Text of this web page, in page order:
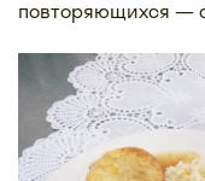
повторяющихся —